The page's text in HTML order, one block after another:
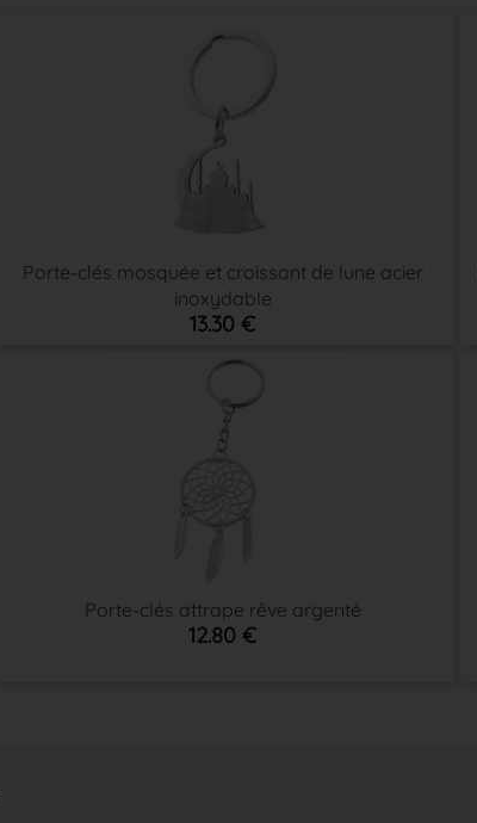
Porte-clés mosquée et croissant de lune acier
inoxydable
13.30 €
Porte-clés attrape rêve argenté
12.80 €